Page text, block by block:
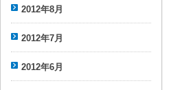
2012年8月
2012年7月
2012年6月